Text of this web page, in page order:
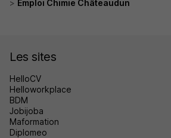
Emploi Chimie Châteaudun
Les sites
HelloCV
Helloworkplace
BDM
Jobijoba
Maformation
Diplomeo